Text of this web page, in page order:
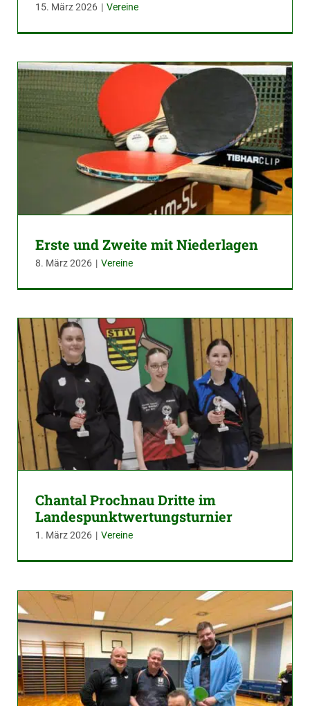
15. März 2026 | Vereine
Erste und Zweite mit Niederlagen
8. März 2026 | Vereine
Chantal Prochnau Dritte im
Landespunktwertungsturnier
1. März 2026 | Vereine